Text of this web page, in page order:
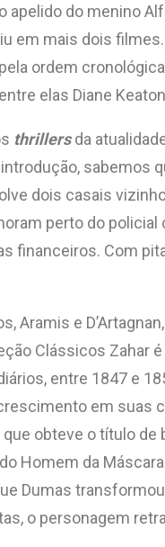
do menino
em mais dois
ordem
elas Diane
thrillersda
sabemos
dois casais
perto do
financeiros. Com
Aramis e
Clássicos Zahar
entre 1847 e
em suas
obteve o título
Homem da
Dumas
o personagem